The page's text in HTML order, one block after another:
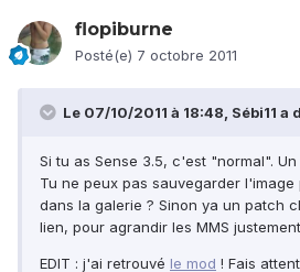
flopiburne
Posté(e) 7 octobre 2011
Le 07/10/2011 à 18:48, Sébi11 a
Si tu as Sense 3.5, c'est "normal". Un
Tu ne peux pas sauvegarder
dans la galerie ? Sinon ya un patch
lien, pour agrandir les MMS
EDIT : j'ai retrouvé le mod ! Fais